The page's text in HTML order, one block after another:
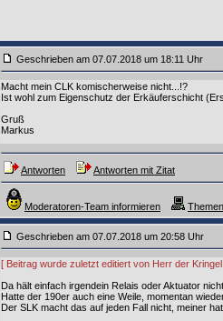
Geschrieben am 07.07.2018 um 18:11 Uhr
Macht mein CLK komischerweise nicht...!?
Ist wohl zum Eigenschutz der Erkäuferschicht
Gruß
Markus
Antworten Antworten mit Zitat
Moderatoren-Team informieren
Geschrieben am 07.07.2018 um 20:58 Uhr
[ Beitrag wurde zuletzt editiert von Herr der
Da hält einfach irgendein Relais oder Aktuator
Hatte der 190er auch eine Weile, momentan
Der SLK macht das auf jeden Fall nicht, meiner